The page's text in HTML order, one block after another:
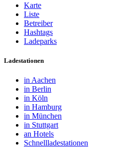
Karte
Liste
Betreiber
Hashtags
Ladeparks
Ladestationen
in Aachen
in Berlin
in Köln
in Hamburg
in München
in Stuttgart
an Hotels
Schnellladestationen